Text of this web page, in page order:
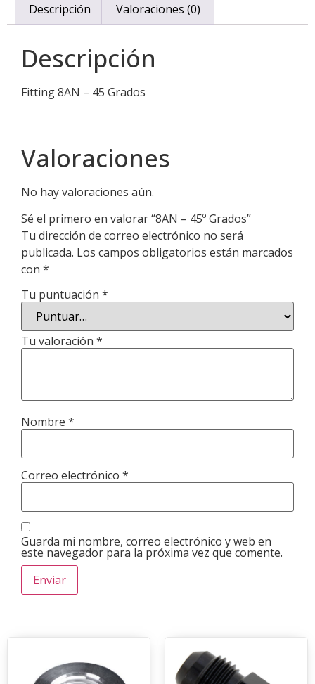
Descripción Valoraciones (0)
Descripción
Fitting 8AN – 45 Grados
Valoraciones
No hay valoraciones aún.
Sé el primero en valorar “8AN – 45º Grados”
Tu dirección de correo electrónico no será
publicada. Los campos obligatorios están marcados
con *
Tu puntuación *
Tu valoración *
Nombre *
Correo electrónico *
Guarda mi nombre, correo electrónico y web en
este navegador para la próxima vez que comente.